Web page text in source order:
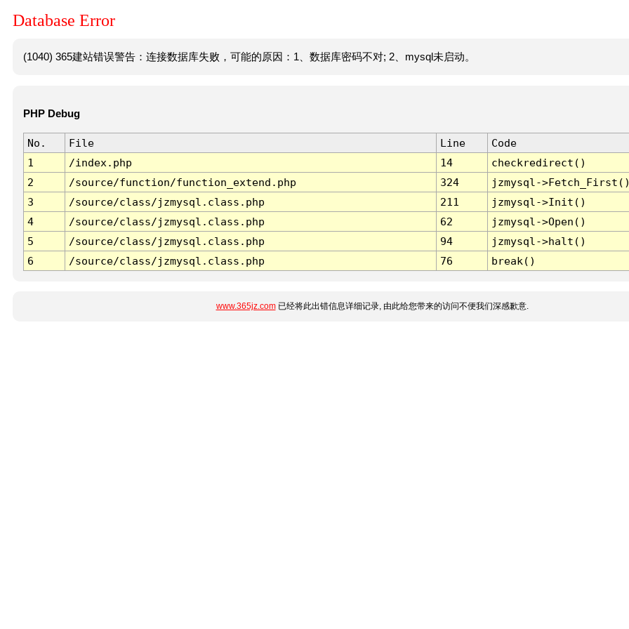
Database Error
(1040) 365建站错误警告：连接数据库失败，可能的原因：1、数据库密码不对; 2、mysql未启动。
PHP Debug
No. File Line
Code
1
/index.php 14
checkredirect()
2
/source/function/function_extend.php 324
jzmysql-
3
/source/class/jzmysql.class.php 211
jzmysql->Init()
4
/source/class/jzmysql.class.php 62
jzmysql->Open()
5
/source/class/jzmysql.class.php 94
jzmysql->halt()
6
/source/class/jzmysql.class.php 76 break()
www.365jz.com已经将此出错信息详细记录, 由此给您带来的访问不便我们深感歉意.